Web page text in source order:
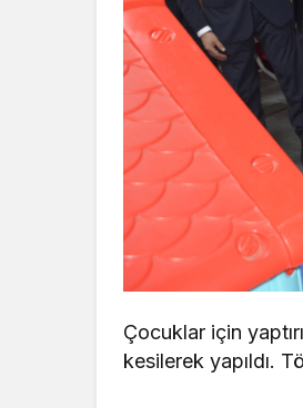
Çocuklar için
kesilerek yapıldı.